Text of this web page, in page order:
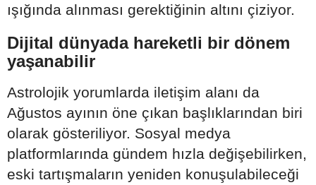
ışığında alınması gerektiğinin altını çiziyor.
Dijital dünyada hareketli bir dönem
yaşanabilir
Astrolojik yorumlarda iletişim alanı da
Ağustos ayının öne çıkan başlıklarından biri
olarak gösteriliyor. Sosyal medya
platformlarında gündem hızla değişebilirken,
eski tartışmaların yeniden konuşulabileceği